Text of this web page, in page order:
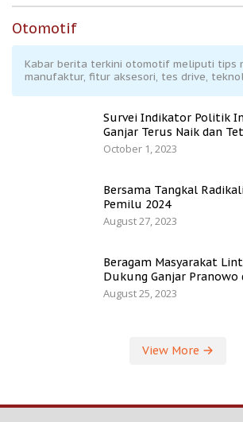
Otomotif
Kabar berita terkini otomotif meliputi tips
manufaktur, fitur aksesori, tes drive,
Survei Indikator Politik
Ganjar Terus Naik dan
October 1, 2023
Bersama Tangkal
Pemilu 2024
August 27, 2023
Beragam Masyarakat
Dukung Ganjar Pranowo
August 25, 2023
View More